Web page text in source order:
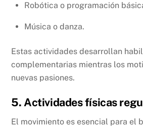
Robótica o programación
Música o danza.
Estas actividades desarrollan
complementarias mientras los
nuevas pasiones.
5. Actividades físicas
El movimiento es esencial para el